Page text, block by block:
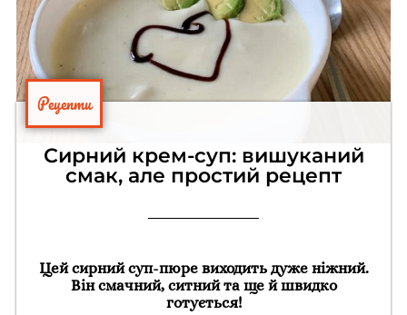
Рецепти
Сирний крем-суп: вишуканий
смак, але простий рецепт
Цей сирний суп-пюре виходить дуже ніжний.
Він смачний, ситний та ще й швидко
готується!